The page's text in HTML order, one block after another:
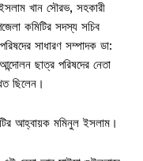
খান সৌরভ, সহকারী
কমিটির সদস্য সচিব
সাধারণ সম্পাদক ডা:
ছাত্র পরিষদের নেতা
ছিলেন।
আহ্বায়ক মমিনুল ইসলাম।